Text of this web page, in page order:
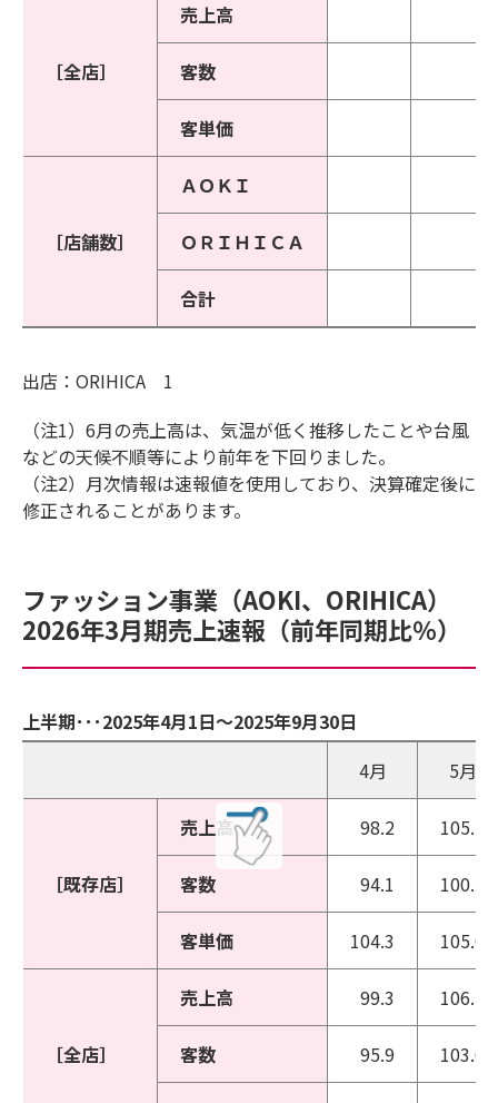
［全店］
売上高
客数
客単価
［店舗数］
ＡＯＫＩ
ＯＲＩＨＩＣＡ
合計
出店：ORIHICA 1
（注1）6月の売上高は、気温が低く推移したことや台風
などの天候不順等により前年を下回りました。
（注2）月次情報は速報値を使用しており、決算確定後に
修正されることがあります。
ファッション事業（AOKI、ORIHICA）
2026年3月期売上速報（前年同期比％）
上半期･･･2025年4月1日～2025年9月30日
4月
5月
［既存店］
売上高 98.2 105.1
客数 94.1 100.1
客単価 104.3 105.0
［全店］
売上高 99.3 106.7
客数 95.9 103.0